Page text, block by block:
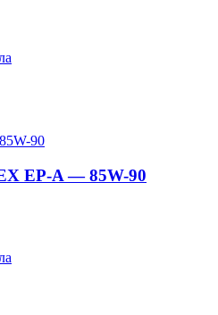
EP-A — 85W-90